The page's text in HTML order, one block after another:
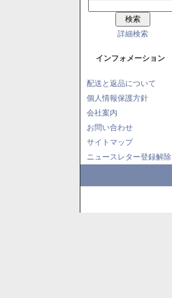
詳細検索
インフォメーション
配送と返品について
個人情報保護方針
会社案内
お問い合わせ
サイトマップ
ニュースレター登録解除